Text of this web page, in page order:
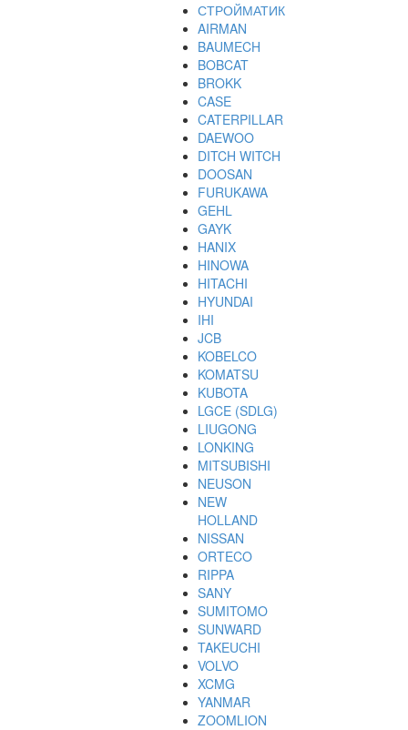
СТРОЙМАТИК
AIRMAN
BAUMECH
BOBCAT
BROKK
CASE
CATERPILLAR
DAEWOO
DITCH WITCH
DOOSAN
FURUKAWA
GEHL
GAYK
HANIX
HINOWA
HITACHI
HYUNDAI
IHI
JCB
KOBELCO
KOMATSU
KUBOTA
LGCE (SDLG)
LIUGONG
LONKING
MITSUBISHI
NEUSON
NEW
HOLLAND
NISSAN
ORTECO
RIPPA
SANY
SUMITOMO
SUNWARD
TAKEUCHI
VOLVO
XCMG
YANMAR
ZOOMLION